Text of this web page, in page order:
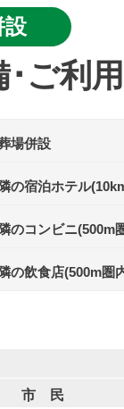
設
･ご利
場併設
の宿泊ホテル
のコンビニ(500m
の飲食店(500m圏
市 民